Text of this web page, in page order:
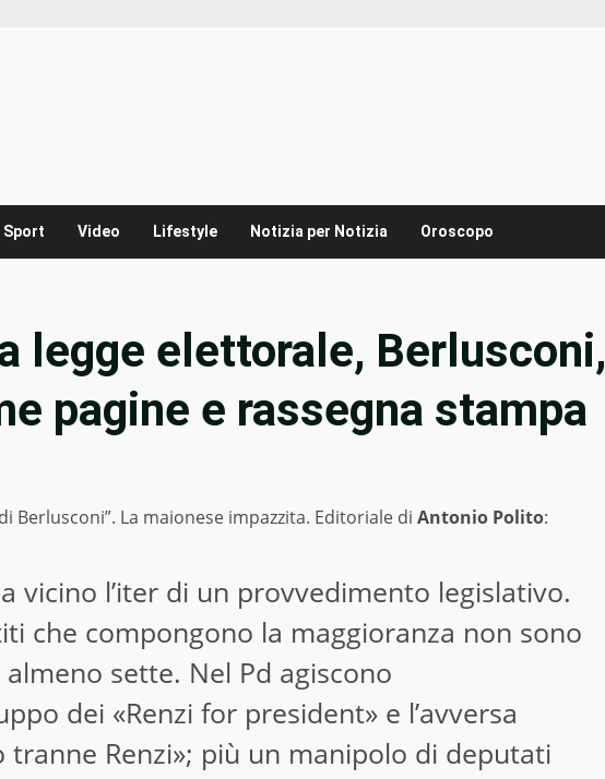
Sport Video Lifestyle Notizia per Notizia Oroscopo
legge elettorale, Berlusconi,
pagine e rassegna stampa
Berlusconi”. La maionese impazzita. Editoriale di Antonio Polito:
vicino l’iter di un provvedimento legislativo.
che compongono la maggioranza non sono
sette. Nel Pd agiscono
dei «Renzi for president» e l’avversa
tranne Renzi»; più un manipolo di deputati